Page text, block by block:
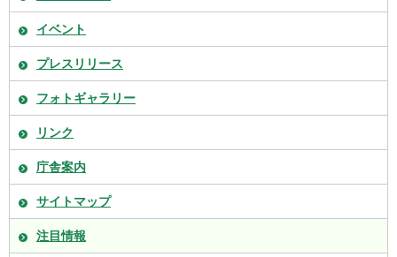
イベント
プレスリリース
フォトギャラリー
リンク
庁舎案内
サイトマップ
注目情報